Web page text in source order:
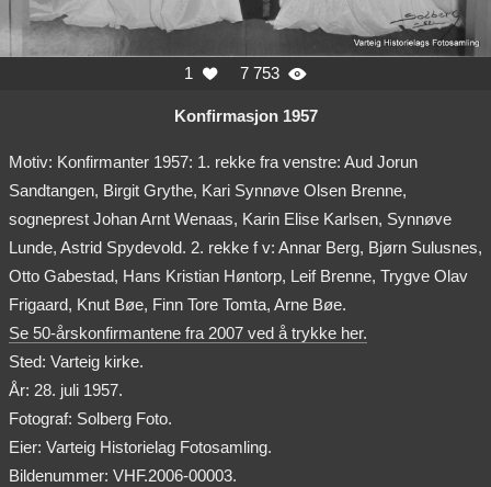
1  7 753 
Konfirmasjon 1957
Motiv: Konfirmanter 1957: 1. rekke fra venstre: Aud Jorun
Sandtangen, Birgit Grythe, Kari Synnøve Olsen Brenne,
sogneprest Johan Arnt Wenaas, Karin Elise Karlsen, Synnøve
Lunde, Astrid Spydevold. 2. rekke f v: Annar Berg, Bjørn Sulusnes,
Otto Gabestad, Hans Kristian Høntorp, Leif Brenne, Trygve Olav
Frigaard, Knut Bøe, Finn Tore Tomta, Arne Bøe.
Se 50-årskonfirmantene fra 2007 ved å trykke her.
Sted: Varteig kirke.
År: 28. juli 1957.
Fotograf: Solberg Foto.
Eier: Varteig Historielag Fotosamling.
Bildenummer: VHF.2006-00003.